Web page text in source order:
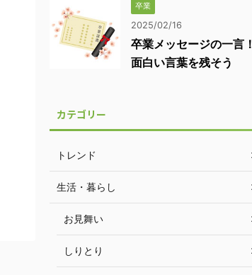
卒業
2025/02/16
卒業メッセージの一言！
面白い言葉を残そう
カテゴリー
トレンド
生活・暮らし
お見舞い
しりとり